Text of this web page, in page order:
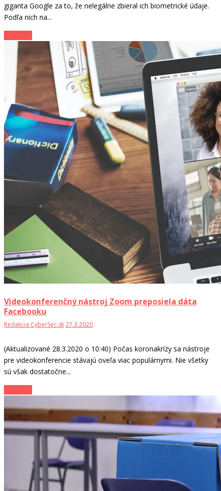
giganta Google za to, že nelegálne zbieral ich biometrické údaje.
Podľa nich na...
Videokonferenčný nástroj Zoom preposiela dáta
Facebooku
Redakcia CyberSec.sk27.3.2020
(Aktualizované 28.3.2020 o 10:40) Počas koronakrízy sa nástroje
pre videokonferencie stávajú oveľa viac populárnymi. Nie všetky
sú však dostatočne...